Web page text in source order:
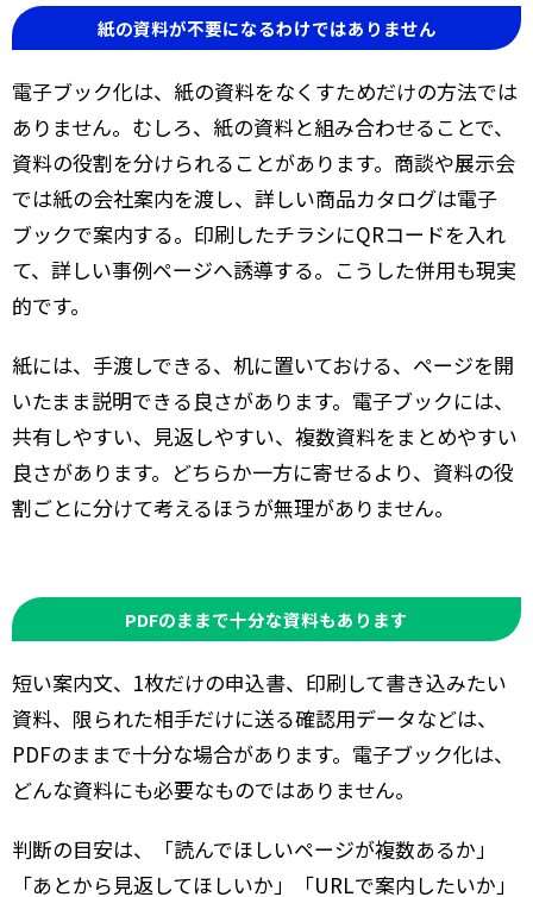
紙の資料が不要になるわけではありません
電子ブック化は、紙の資料をなくすためだけの方法では
ありません。むしろ、紙の資料と組み合わせることで、
資料の役割を分けられることがあります。商談や展示会
では紙の会社案内を渡し、詳しい商品カタログは電子
ブックで案内する。印刷したチラシにQRコードを入れ
て、詳しい事例ページへ誘導する。こうした併用も現実
的です。
紙には、手渡しできる、机に置いておける、ページを開
いたまま説明できる良さがあります。電子ブックには、
共有しやすい、見返しやすい、複数資料をまとめやすい
良さがあります。どちらか一方に寄せるより、資料の役
割ごとに分けて考えるほうが無理がありません。
PDFのままで十分な資料もあります
短い案内文、1枚だけの申込書、印刷して書き込みたい
資料、限られた相手だけに送る確認用データなどは、
PDFのままで十分な場合があります。電子ブック化は、
どんな資料にも必要なものではありません。
判断の目安は、「読んでほしいページが複数あるか」
「あとから見返してほしいか」「URLで案内したいか」